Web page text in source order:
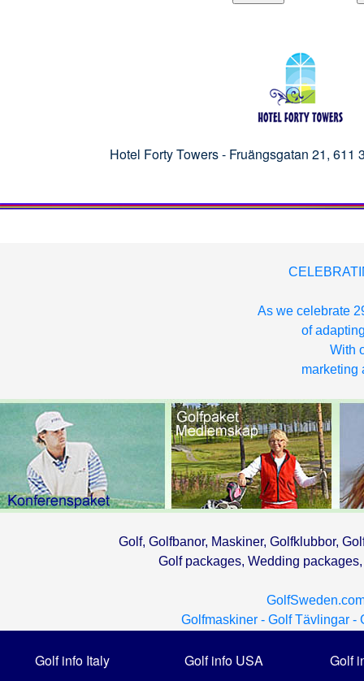
Hotel Forty Towers - Fruängsgatan 21, 611
As we celebrate
of
With
marketing
Golf, Golfbanor, Maskiner, Golfklubbor,
Golf packages, Wedding
Golfmaskiner - Golf Tävlingar -
Golf info Italy Golf info USA Golf